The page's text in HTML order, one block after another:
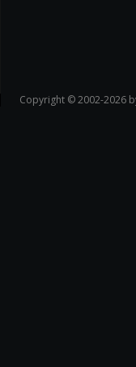
Copyright © 2002-2026